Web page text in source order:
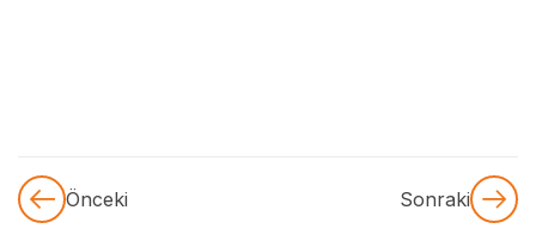
Önceki Sonraki